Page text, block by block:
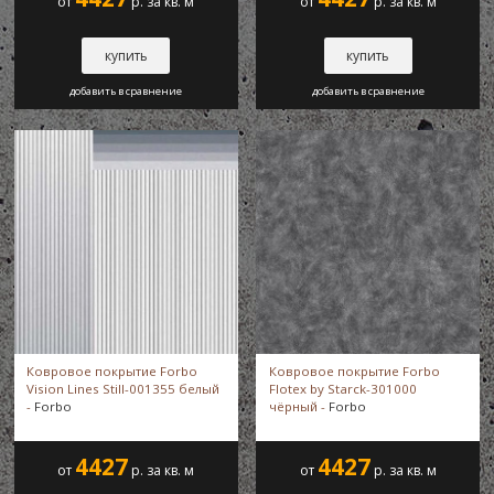
Flotex Senya
Flotex Shape Contour
Flotex Shape Full Stop
Flotex Shape Swirl
купить
добавить в сравнение
купить
добавить в сравнение
Ковровое покрытие Forbo
Vision Lines Still-001355 белый
- Forbo
от 4427 р. за кв. м
Ковровое покрытие Forbo
Flotex by Starck-301000
чёрный - Forbo
от 4427 р. за кв. м